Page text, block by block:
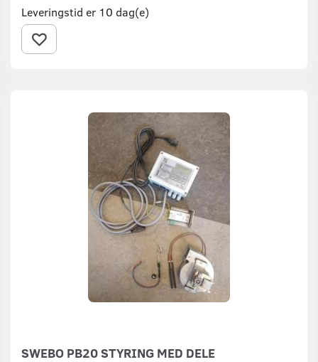
Leveringstid er 10 dag(e)
SWEBO PB20 STYRING MED DELE